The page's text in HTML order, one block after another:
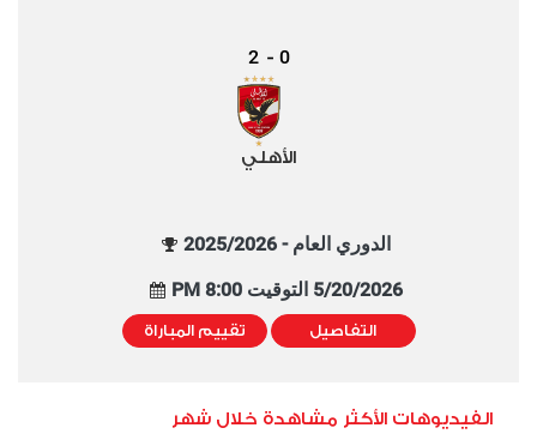
0
-
2
الأهلي
الدوري العام - 2025/2026
5/20/2026 التوقيت 8:00 PM
التفاصيل تقييم المباراة
الفيديوهات الأكثر مشاهدة خلال شهر